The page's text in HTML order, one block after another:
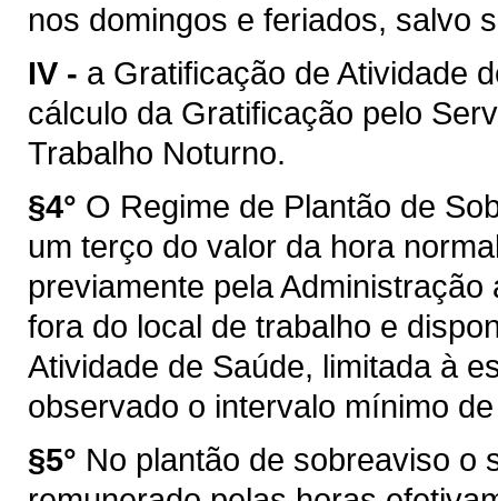
nos domingos e feriados, salvo
IV - a Gratificação de Atividade
cálculo da Gratificação pelo
Trabalho Noturno.
§4° O Regime de Plantão de
um terço do valor da hora
previamente pela
fora do local de trabalho e
Atividade de Saúde, limitada à
observado o intervalo mínimo
§5° No plantão de sobreaviso o